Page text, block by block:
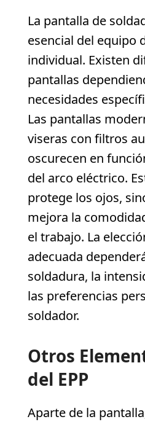
La pantalla de
esencial del equipo
individual. Existen
pantallas
necesidades
Las pantallas
viseras con filtros
oscurecen en
del arco eléctrico.
protege los ojos,
mejora la
el trabajo. La
adecuada
soldadura, la
las preferencias
soldador.
Otros
del EPP
Aparte de la